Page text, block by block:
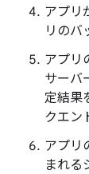
アプリ
リのバ
アプリ
サーバ
定結果
クエン
アプリ
まれる